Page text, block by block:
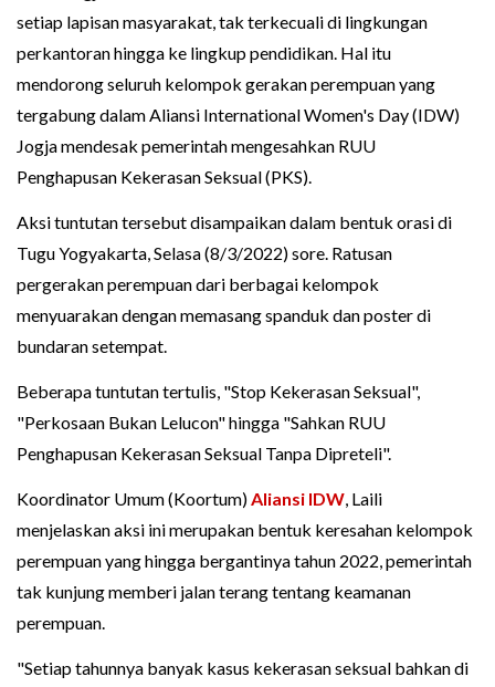
setiap lapisan masyarakat, tak terkecuali di lingkungan
perkantoran hingga ke lingkup pendidikan. Hal itu
mendorong seluruh kelompok gerakan perempuan yang
tergabung dalam Aliansi International Women's Day (IDW)
Jogja mendesak pemerintah mengesahkan RUU
Penghapusan Kekerasan Seksual (PKS).
Aksi tuntutan tersebut disampaikan dalam bentuk orasi di
Tugu Yogyakarta, Selasa (8/3/2022) sore. Ratusan
pergerakan perempuan dari berbagai kelompok
menyuarakan dengan memasang spanduk dan poster di
bundaran setempat.
Beberapa tuntutan tertulis, "Stop Kekerasan Seksual",
"Perkosaan Bukan Lelucon" hingga "Sahkan RUU
Penghapusan Kekerasan Seksual Tanpa Dipreteli".
Koordinator Umum (Koortum)Aliansi IDW, Laili
menjelaskan aksi ini merupakan bentuk keresahan kelompok
perempuan yang hingga bergantinya tahun 2022, pemerintah
tak kunjung memberi jalan terang tentang keamanan
perempuan.
"Setiap tahunnya banyak kasus kekerasan seksual bahkan di